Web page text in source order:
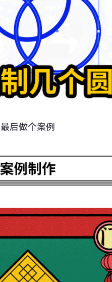
最后做个案例